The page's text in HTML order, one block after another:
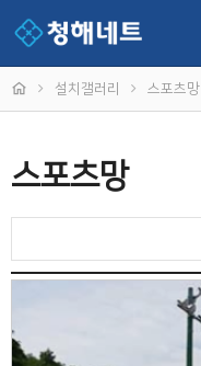
설치갤러리 스포츠망
스포츠망